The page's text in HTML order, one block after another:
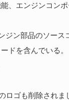
、エンジンコンポ
ジン部品のソース
ドを含んでいる。
ロゴも削除されま